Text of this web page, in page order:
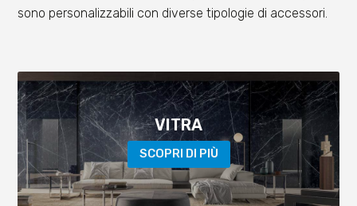
sono personalizzabili con diverse tipologie di accessori.
VITRA
SCOPRI DI PIÙ